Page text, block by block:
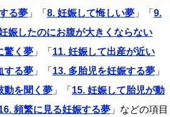
る夢 」「 8. 妊娠して悔しい夢 」「 9.
娠したのにお腹が大きくならない
驚く夢 」「 11. 妊娠して出産が近い
する夢 」「 13. 多胎児を妊娠する夢 」
動を聞く夢 」「 15. 妊娠して胎児が動
頻繁に見る妊娠する夢 」などの項目